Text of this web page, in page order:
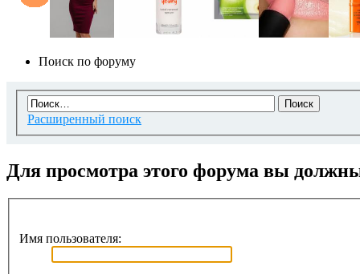
Поиск по форуму
Расширенный поиск
Для просмотра этого форума вы
Имя пользователя: